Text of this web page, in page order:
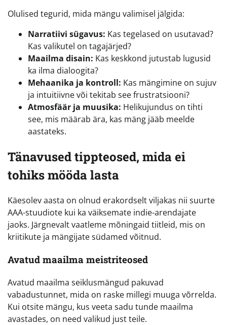
Olulised tegurid, mida mängu valimisel jälgida:
Narratiivi sügavus: Kas tegelased on usutavad?
Kas valikutel on tagajärjed?
Maailma disain: Kas keskkond jutustab lugusid
ka ilma dialoogita?
Mehaanika ja kontroll: Kas mängimine on sujuv
ja intuitiivne või tekitab see frustratsiooni?
Atmosfäär ja muusika: Helikujundus on tihti
see, mis määrab ära, kas mäng jääb meelde
aastateks.
Tänavused tippteosed, mida ei
tohiks mööda lasta
Käesolev aasta on olnud erakordselt viljakas nii suurte
AAA-stuudiote kui ka väiksemate indie-arendajate
jaoks. Järgnevalt vaatleme mõningaid tiitleid, mis on
kriitikute ja mängijate südamed võitnud.
Avatud maailma meistriteosed
Avatud maailma seiklusmängud pakuvad
vabadustunnet, mida on raske millegi muuga võrrelda.
Kui otsite mängu, kus veeta sadu tunde maailma
avastades, on need valikud just teile.